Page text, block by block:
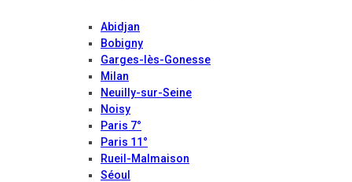
Abidjan
Bobigny
Garges-lès-Gonesse
Milan
Neuilly-sur-Seine
Noisy
Paris 7°
Paris 11°
Rueil-Malmaison
Séoul